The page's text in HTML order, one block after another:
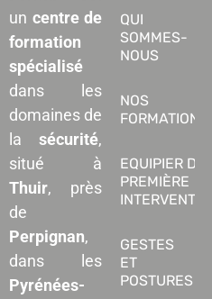
un centre de
formation
spécialisé
dans les
domaines de
lasécurité,
situé à
Thuir, près
de
Perpignan,
dans les
Pyrénées-
QUI
SOMMES-
NOUS
NOS
FORMATIONS
EQUIPIER DE
PREMIÈRE
INTERVENTION
GESTES
ET
POSTURES